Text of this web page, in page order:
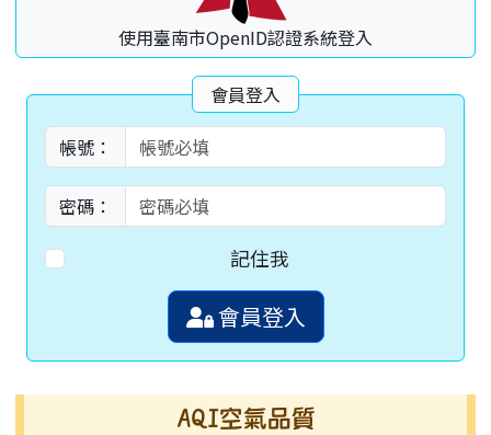
使用臺南市OpenID認證系統登入
會員登入
帳號：
密碼：
記住我
會員登入
AQI空氣品質